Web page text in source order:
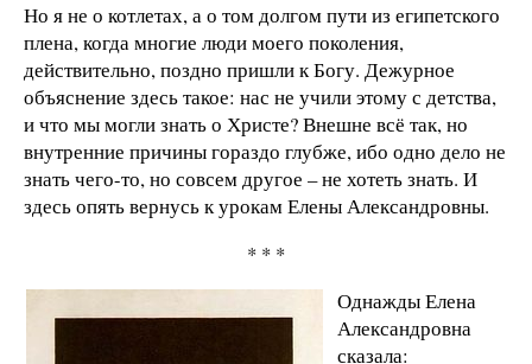
Но я не о котлетах, а о том долгом пути из египетского
плена, когда многие люди моего поколения,
действительно, поздно пришли к Богу. Дежурное
объяснение здесь такое: нас не учили этому с детства,
и что мы могли знать о Христе? Внешне всё так, но
внутренние причины гораздо глубже, ибо одно дело не
знать чего-то, но совсем другое – не хотеть знать. И
здесь опять вернусь к урокам Елены Александровны.
* * *
Однажды Елена
Александровна
сказала: